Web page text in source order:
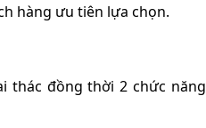
hàng ưu tiên lựa chọn.
thác đồng thời 2 chức năng